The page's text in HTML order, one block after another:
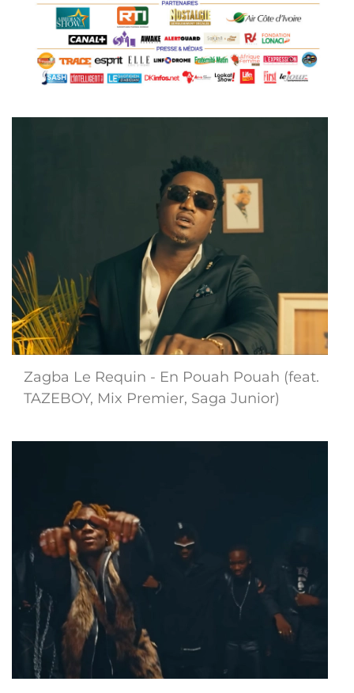
Zagba Le Requin - En Pouah Pouah (feat.
TAZEBOY, Mix Premier, Saga Junior)